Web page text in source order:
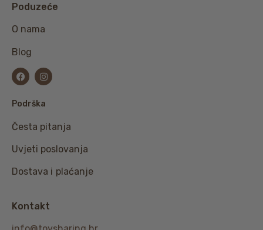
Poduzeće
O nama
Blog
Podrška
Česta pitanja
Uvjeti poslovanja
Dostava i plaćanje
Kontakt